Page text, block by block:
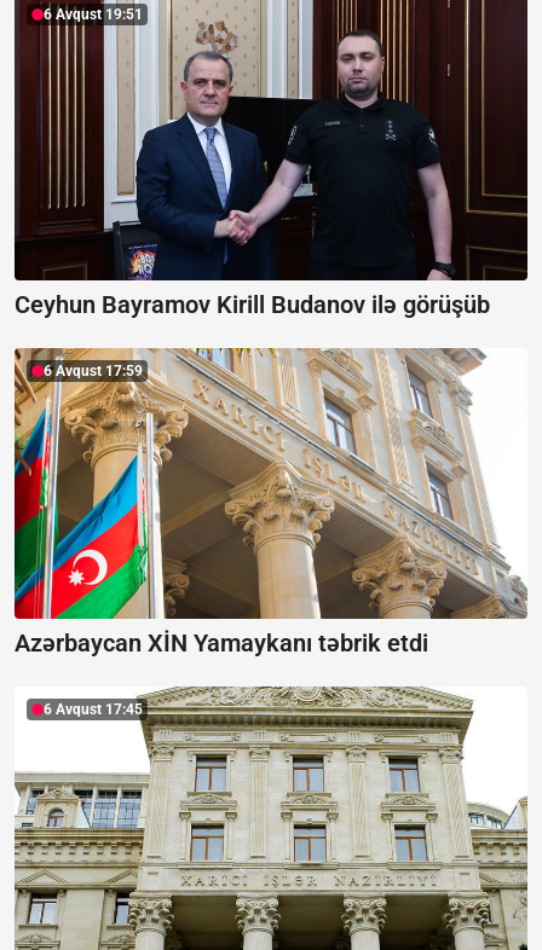
6 Avqust 19:51
Ceyhun Bayramov Kirill Budanov ilə görüşüb
6 Avqust 17:59
Azərbaycan XİN Yamaykanı təbrik etdi
6 Avqust 17:45